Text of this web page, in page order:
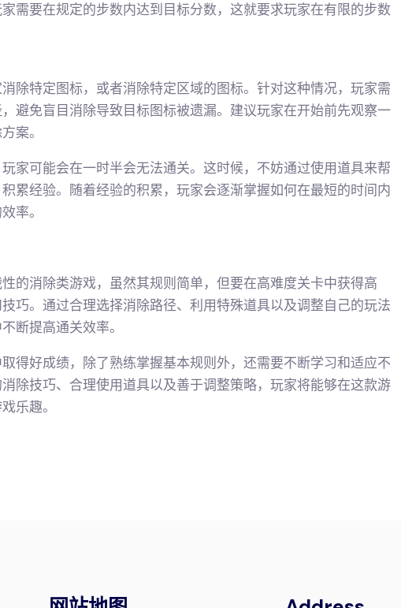
需要在规定的步数内达到目标分数，这就要求玩家在有限的步数
除特定图标，或者消除特定区域的图标。针对这种情况，玩家需
避免盲目消除导致目标图标被遗漏。建议玩家在开始前先观察一
案。
家可能会在一时半会无法通关。这时候，不妨通过使用道具来帮
累经验。随着经验的积累，玩家会逐渐掌握如何在最短的时间内
率。
的消除类游戏，虽然其规则简单，但要在高难度关卡中获得高
巧。通过合理选择消除路径、利用特殊道具以及调整自己的玩法
断提高通关效率。
得好成绩，除了熟练掌握基本规则外，还需要不断学习和适应不
除技巧、合理使用道具以及善于调整策略，玩家将能够在这款游
乐趣。